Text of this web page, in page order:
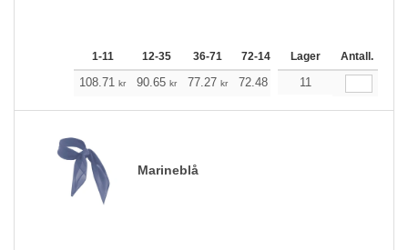
1-11 12-35 36-71 72-143 144-287 288 +
Lager Antall.
108.71 kr 90.65 kr 77.27 kr 72.48 68.91
11
Marineblå